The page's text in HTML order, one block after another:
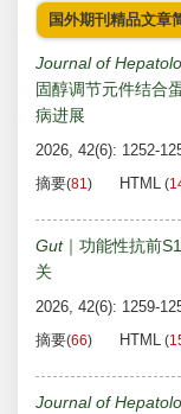
国外期刊精品文章
Journal of
固醇调节元件结合
病进展
2026, 42(6): 1252-
摘要(81) HTML (
Gut｜功能性抗前
关
2026, 42(6): 1259-
摘要(66) HTML (
Journal of